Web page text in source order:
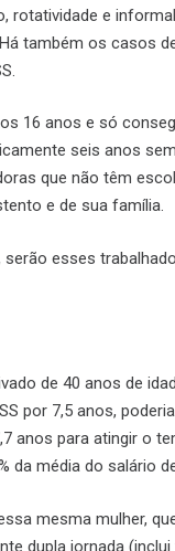
rotatividade e
também os casos
16 anos e só
seis anos
que não têm
e de sua família.
esses
de 40 anos de
por 7,5 anos,
anos para atingir o
da média do salário
mesma mulher,
dupla jornada